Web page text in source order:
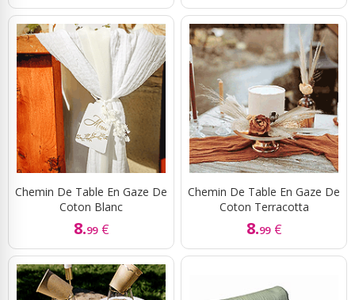
Chemin De Table En Gaze De
Coton Blanc
8.99 €
Chemin De Table En Gaze De
Coton Terracotta
8.99 €